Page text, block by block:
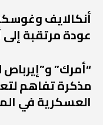
عودة مرتقبة
“أمرك”
مذكرة تفاهم
العسكرية في